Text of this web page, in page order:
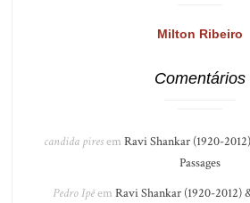
Milton Ribeiro
Comentários
candida piresem Ravi Shankar (1920-
Passages
Pedro Ipêem Ravi Shankar (1920-2012)